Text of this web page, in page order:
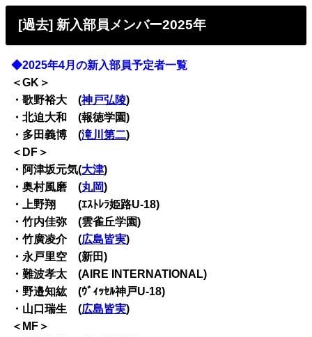
[過去] 新入部員メンバー2025年
◆2025年4月の新入部員予定者一覧
＜GK＞
・歌野裕大 (神戸弘陵)
・北迫大和 (報徳学園)
・多田義博 (滝川第二)
＜DF＞
・阿津坂元気(大津)
・奥村風磨 (丸岡)
・上野翔 (ｴｽﾄﾚﾗ姫路U-18)
・竹内佳弥 (雲雀丘学園)
・竹廣凌介 (広島皆実)
・永戸里空 (新田)
・難波孝太 (AIRE INTERNATIONAL)
・野邉知紘 (ｳﾞｨｯｾﾙ神戸U-18)
・山口瑞生 (広島皆実)
＜MF＞